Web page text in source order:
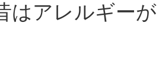
はアレルギーが